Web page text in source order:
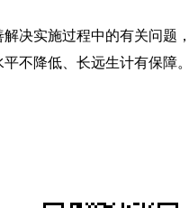
决实施过程中的有关问
不降低、长远生计有保障。
省人
年5